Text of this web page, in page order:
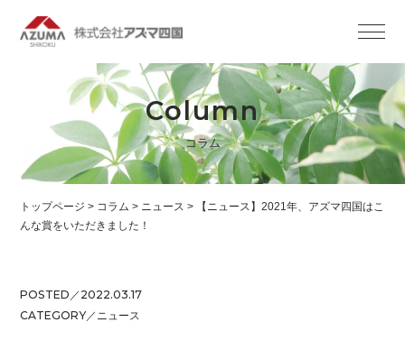
Column
コラム
トップページ > コラム > ニュース >
【ニュース】2021年、アズマ四国はこ
んな賞をいただきました！
POSTED／2022.03.17
CATEGORY／ ニュース